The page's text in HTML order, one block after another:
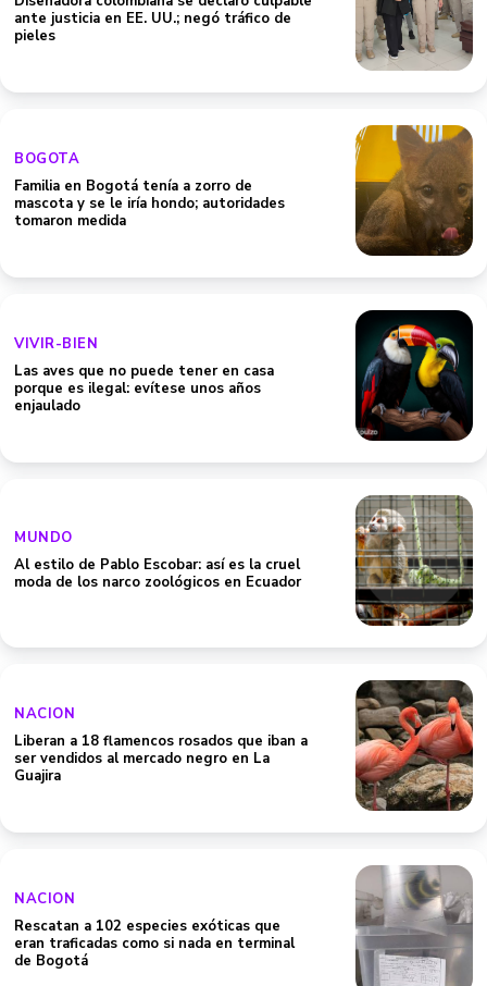
ante justicia en EE. UU.; negó tráfico de
pieles
BOGOTA
Familia en Bogotá tenía a zorro de
mascota y se le iría hondo; autoridades
tomaron medida
VIVIR-BIEN
Las aves que no puede tener en casa
porque es ilegal: evítese unos años
enjaulado
MUNDO
Al estilo de Pablo Escobar: así es la cruel
moda de los narco zoológicos en Ecuador
NACION
Liberan a 18 flamencos rosados que iban a
ser vendidos al mercado negro en La
Guajira
NACION
Rescatan a 102 especies exóticas que
eran traficadas como si nada en terminal
de Bogotá